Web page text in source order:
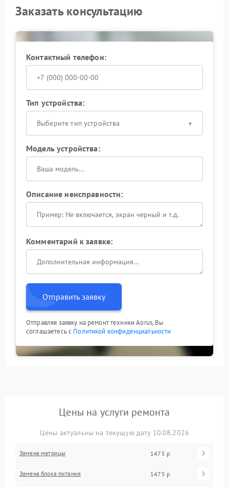
Заказать консультацию
Контактный телефон:
Тип устройства:
Выберите тип устройства
Модель устройства:
Описание неисправности:
Комментарий к заявке:
Отправить заявку
Отправляя заявку на ремонт техники Aorus, Вы
соглашаетесь с Политикой конфиденциальности
Цены на услуги ремонта
Цены актуальны на текущую дату 10.08.2026
Замена матрицы 1475 р
Замена блока питания 1475 р